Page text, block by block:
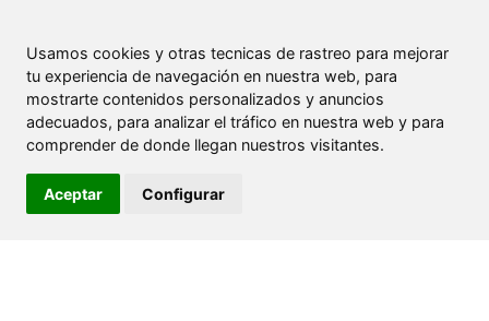
Usamos cookies y otras tecnicas de rastreo para mejorar
tu experiencia de navegación en nuestra web, para
mostrarte contenidos personalizados y anuncios
adecuados, para analizar el tráfico en nuestra web y para
comprender de donde llegan nuestros visitantes.
Aceptar Configurar